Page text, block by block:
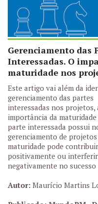
Gerenciamento das
Interessadas. O
maturidade nos
Este artigo vai além da
gerenciamento das partes
interessadas nos projetos,
importância da maturidade
parte interessada possui
gerenciamento de
maturidade pode contribuir
positivamente ou interferir
negativamente no
Autor: Maurício Martins